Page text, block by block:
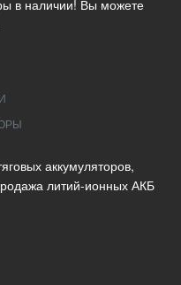
в наличии! Вы можете
аккумуляторов,
литий-ионных АКБ